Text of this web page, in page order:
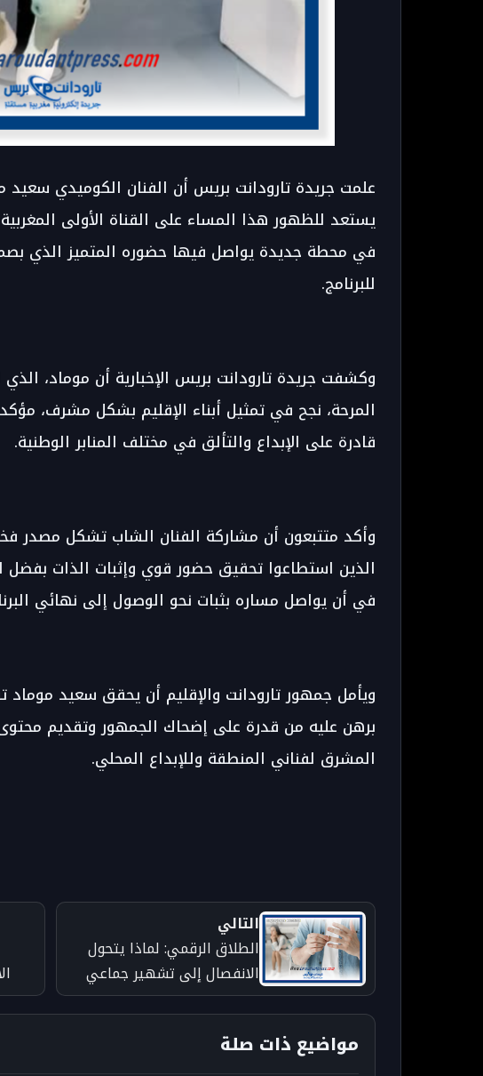
علمت جريدة تارودانت بريس أن الفنان الكوميدي سعيد
يستعد للظهور هذا المساء على القناة الأولى
في محطة جديدة يواصل فيها حضوره المتميز الذي
للبرنامج.
وكشفت جريدة تارودانت بريس الإخبارية أن موماد،
المرحة، نجح في تمثيل أبناء الإقليم بشكل مشرف،
قادرة على الإبداع والتألق في مختلف المنابر الوطنية.
وأكد متتبعون أن مشاركة الفنان الشاب تشكل مصدر فخر
الذين استطاعوا تحقيق حضور قوي وإثبات الذات بفضل
في أن يواصل مساره بثبات نحو الوصول إلى نهائي
ويأمل جمهور تارودانت والإقليم أن يحقق سعيد
برهن عليه من قدرة على إضحاك الجمهور وتقديم
المشرق لفناني المنطقة وللإبداع المحلي.
التالي
الطلاق الرقمي: لماذا يتحول
الانفصال إلى تشهير جماعي
وكيف يمكن تجاوز الجرح دون
إيذاء الآخر؟
مواضيع ذات صلة